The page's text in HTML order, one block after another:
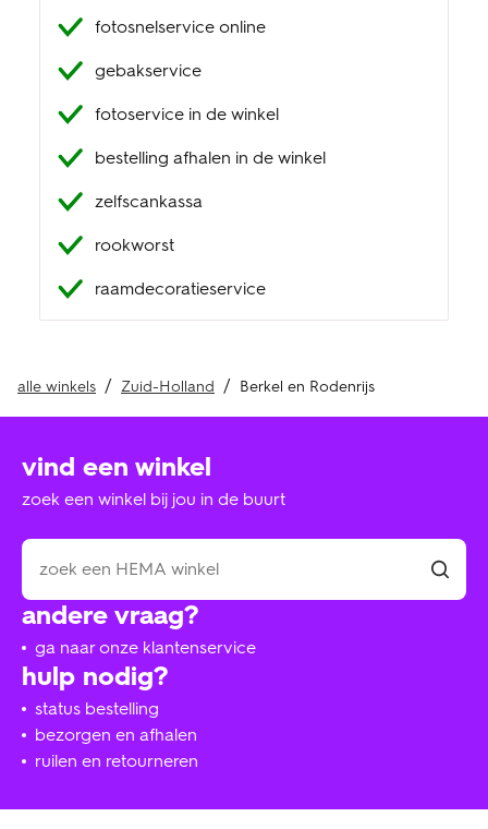
klantenservice
fotosnelservice online
gebakservice
fotoservice in de winkel
bestelling afhalen in de winkel
zelfscankassa
rookworst
raamdecoratieservice
alle winkels Zuid-Holland Berkel en Rodenrijs
hulp nodig?
status bestelling
bezorgen en afhalen
ruilen en retourneren
andere vraag?
ga naar onze klantenservice
vind een winkel
zoek een winkel bij jou in de buurt